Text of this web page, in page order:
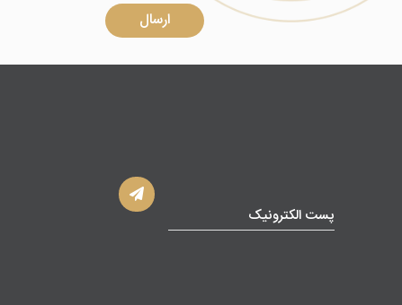
ارسال
پست الکترونیک